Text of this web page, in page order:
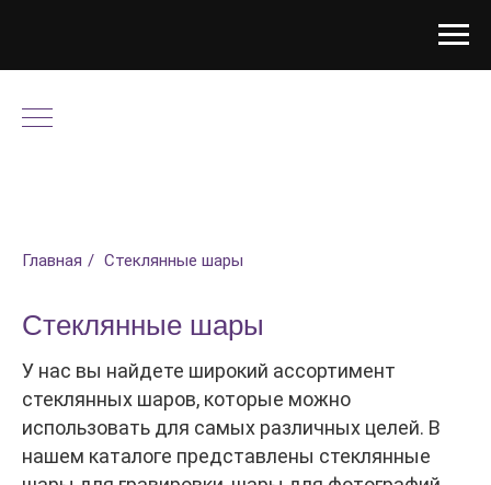
Главная / Стеклянные шары
Стеклянные шары
У нас вы найдете широкий ассортимент
стеклянных шаров, которые можно
использовать для самых различных целей. В
нашем каталоге представлены стеклянные